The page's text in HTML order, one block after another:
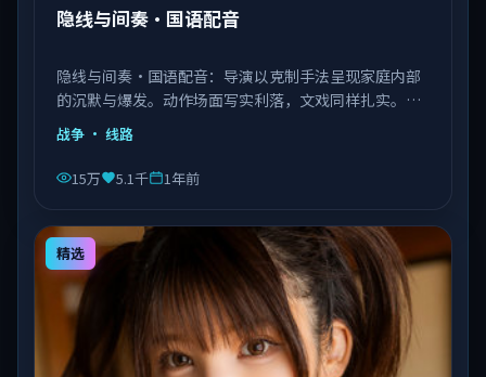
隐线与间奏·国语配音
隐线与间奏·国语配音：导演以克制手法呈现家庭内部
的沉默与爆发。动作场面写实利落，文戏同样扎实。由
李安执导，王景春、艾伦、赵丽颖等主演，中国大陆出
品，类型为战争。
战争 · 线路
15万 5.1千 1年前
精选